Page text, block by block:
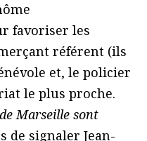
favoriser les
référent (ils
et, le policier
le plus proche.
Marseille sont
de signaler Jean-